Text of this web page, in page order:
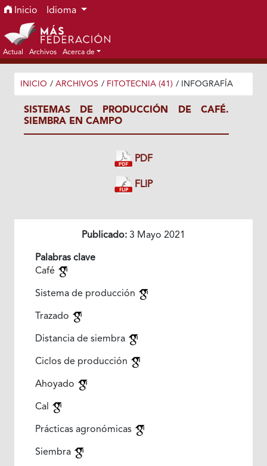
Ir al menú de navegación principal
Ir al contenido principal
Ir al pie de página del sitio
Inicio Idioma
Actual Archivos Acerca de
INICIO / ARCHIVOS / FITOTECNIA (41) / INFOGRAFÍA
SISTEMAS DE PRODUCCIÓN DE CAFÉ.
SIEMBRA EN CAMPO
PDF
FLIP
Publicado: 3 Mayo 2021
Palabras clave
Café
Sistema de producción
Trazado
Distancia de siembra
Ciclos de producción
Ahoyado
Cal
Prácticas agronómicas
Siembra